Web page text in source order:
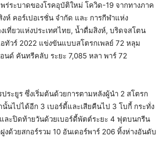
ร่ระบาดของโรคอุบัติใหม่ โควิด-19 จากทางภาค
ห์ คอร์เปอเรชั่น จำกัด และ การกีฬาแห่ง
ที่ยวแห่งประเทศไทย, น้ำดื่มสิงห์, บริดจสโตน
ทัวร์ 2022 แข่งขันแบบสโตรกเพลย์ 72 หลุม
นด์ คันทรีคลับ ระยะ 7,085 หลา พาร์ 72
ระยูร ซึ่งเริ่มต้นด้วยการตามหลังผู้นำ 2 สโตรก
นไปได้อีก 3 เบอร์ดี้และเสียคืนไป 3 โบกี้ กระทั่ง
ละปิดท้ายวันด้วยเบอร์ดี้พัตต์ระยะ 4 ฟุตบนกรีน
ด้วยสกอร์รวม 10 อันเดอร์พาร์ 206 ทิ้งห่างอันดับ